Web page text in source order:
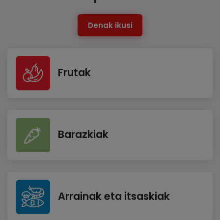
Denak ikusi
Frutak
Barazkiak
Arrainak eta itsaskiak